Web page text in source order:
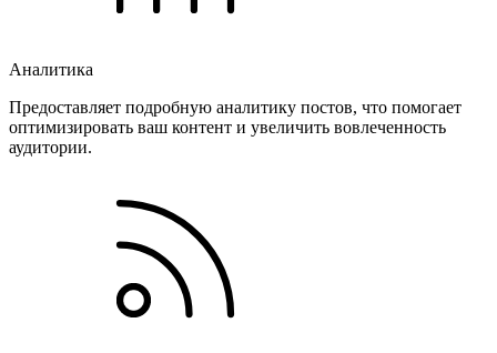
Аналитика
Предоставляет подробную аналитику постов, что помогает
оптимизировать ваш контент и увеличить вовлеченность
аудитории.